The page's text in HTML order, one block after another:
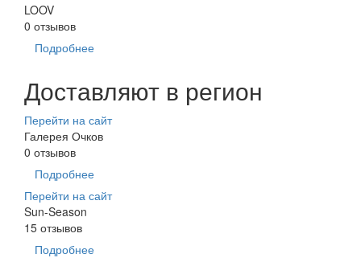
LOOV
0 отзывов
Подробнее
Доставляют в регион
Перейти на сайт
Галерея Очков
0 отзывов
Подробнее
Перейти на сайт
Sun-Season
15 отзывов
Подробнее